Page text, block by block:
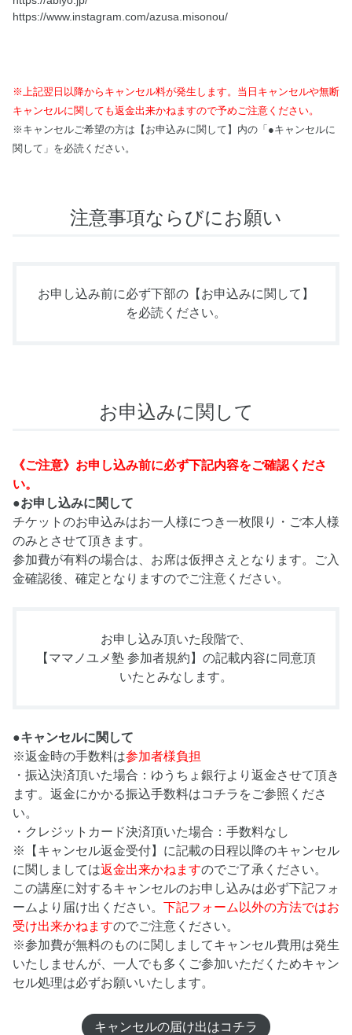
https://www.instagram.com/azusa.misonou/
※上記翌日以降からキャンセル料が発生します。当日キャンセルや無断
キャンセルに関しても返金出来かねますので予めご注意ください。
※キャンセルご希望の方は【お申込みに関して】内の「●キャンセルに
関して」を必読ください。
注意事項ならびにお願い
お申し込み前に必ず下部の 【お申込みに関して】
を必読ください。
お申込みに関して
《ご注意》お申し込み前に必ず下記内容をご確認くださ
い。
●お申し込みに関して
チケットのお申込みはお一人様につき一枚限り・ご本人様
のみとさせて頂きます。
参加費が有料の場合は、お席は仮押さえとなります。ご入
金確認後、確定となりますのでご注意ください。
お申し込み頂いた段階で、
【ママノユメ塾 参加者規約】 の記載内容に同意頂
いたとみなします。
●キャンセルに関して
※返金時の手数料は参加者様負担
・振込決済頂いた場合：ゆうちょ銀行より返金させて頂き
ます。返金にかかる振込手数料はコチラをご参照くださ
い。
・クレジットカード決済頂いた場合：手数料なし
※【キャンセル返金受付】に記載の日程以降のキャンセル
に関しましては返金出来かねますのでご了承ください。
この講座に対するキャンセルのお申し込みは必ず下記フォ
ームより届け出ください。 下記フォーム以外の方法ではお
受け出来かねますのでご注意ください。
※参加費が無料のものに関しましてキャンセル費用は発生
いたしませんが、一人でも多くご参加いただくためキャン
セル処理は必ずお願いいたします。
キャンセルの届け出はコチラ